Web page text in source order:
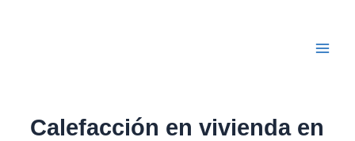
Calefacción en vivienda en